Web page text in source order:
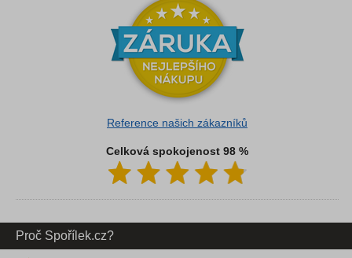
Reference našich zákazníků
Celková spokojenost 98 %
Proč Spořílek.cz?